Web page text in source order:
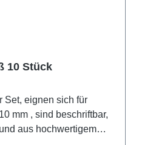
10 Stück
Set, eignen sich für
mm , sind beschriftbar,
aus hochwertigem